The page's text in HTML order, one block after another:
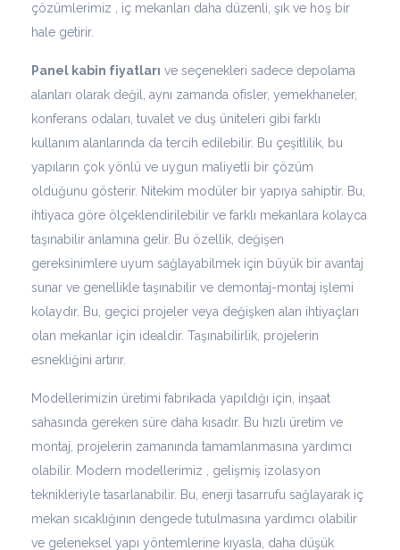
çözümlerimiz , iç mekanları daha düzenli, şık ve hoş bir
hale getirir.
Panel kabin fiyatları ve seçenekleri sadece depolama
alanları olarak değil, aynı zamanda ofisler, yemekhaneler,
konferans odaları, tuvalet ve duş üniteleri gibi farklı
kullanım alanlarında da tercih edilebilir. Bu çeşitlilik, bu
yapıların çok yönlü ve uygun maliyetli bir çözüm
olduğunu gösterir. Nitekim modüler bir yapıya sahiptir. Bu,
ihtiyaca göre ölçeklendirilebilir ve farklı mekanlara kolayca
taşınabilir anlamına gelir. Bu özellik, değişen
gereksinimlere uyum sağlayabilmek için büyük bir avantaj
sunar ve genellikle taşınabilir ve demontaj-montaj işlemi
kolaydır. Bu, geçici projeler veya değişken alan ihtiyaçları
olan mekanlar için idealdir. Taşınabilirlik, projelerin
esnekliğini artırır.
Modellerimizin üretimi fabrikada yapıldığı için, inşaat
sahasında gereken süre daha kısadır. Bu hızlı üretim ve
montaj, projelerin zamanında tamamlanmasına yardımcı
olabilir. Modern modellerimiz , gelişmiş izolasyon
teknikleriyle tasarlanabilir. Bu, enerji tasarrufu sağlayarak iç
mekan sıcaklığının dengede tutulmasına yardımcı olabilir
ve geleneksel yapı yöntemlerine kıyasla, daha düşük